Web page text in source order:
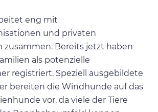
eng mit
und privaten
zusammen. Bereits jetzt haben
als potenzielle
registriert. Speziell ausgebildete
bereiten die Windhunde auf das
vor, da viele der Tiere